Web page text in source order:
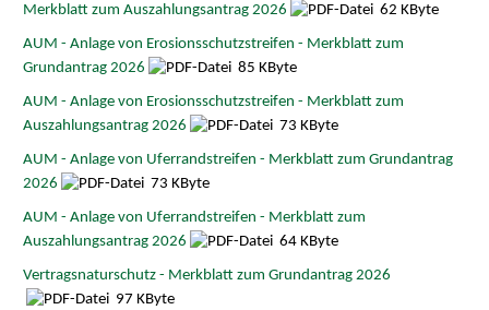
Merkblatt zum Auszahlungsantrag 2026
62 KByte
AUM - Anlage von Erosionsschutzstreifen - Merkblatt zum
Grundantrag 2026
85 KByte
AUM - Anlage von Erosionsschutzstreifen - Merkblatt zum
Auszahlungsantrag 2026
73 KByte
AUM - Anlage von Uferrandstreifen - Merkblatt zum Grundantrag
2026
73 KByte
AUM - Anlage von Uferrandstreifen - Merkblatt zum
Auszahlungsantrag 2026
64 KByte
Vertragsnaturschutz - Merkblatt zum Grundantrag 2026
97 KByte